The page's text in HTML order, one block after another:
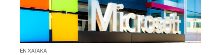
EN XATAKA